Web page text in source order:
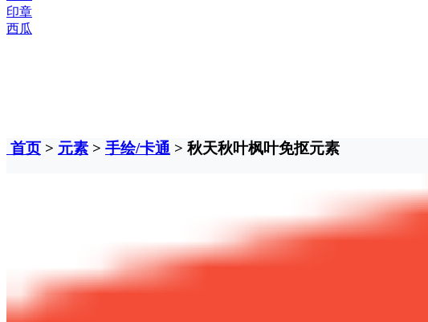
印章
西瓜
首页 > 元素 > 手绘/卡通 > 秋天秋叶枫叶免抠元素